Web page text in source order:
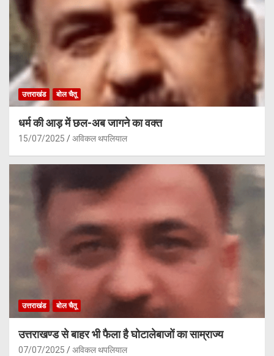
उत्तराखंड बोल चैतू
धर्म की आड़ में छल-अब जागने का वक्त
15/07/2025 अविकल थपलियाल
उत्तराखंड बोल चैतू
उत्तराखण्ड से बाहर भी फैला है घोटालेबाजों का साम्राज्य
07/07/2025 अविकल थपलियाल